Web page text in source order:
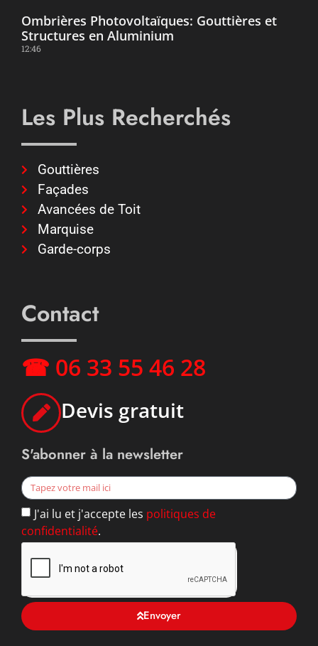
Ombrières Photovoltaïques: Gouttières et
Structures en Aluminium
12:46
Les Plus Recherchés
Gouttières
Façades
Avancées de Toit
Marquise
Garde-corps
Contact
☎ 06 33 55 46 28
Devis gratuit
S'abonner à la newsletter
J'ai lu et j'accepte les politiques de
confidentialité.
Envoyer